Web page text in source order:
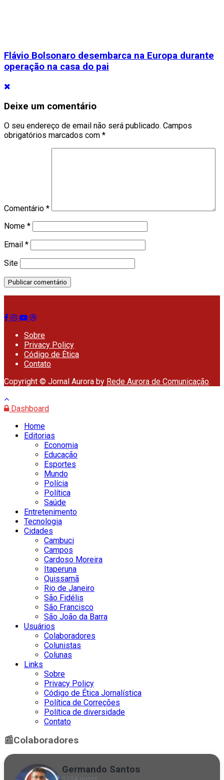
Flávio Bolsonaro desembarca na Europa durante
operação na casa do pai
Deixe um comentário
O seu endereço de email não será publicado. Campos
obrigatórios marcados com *
Comentário *
Nome *
Email *
Site
Sobre
Privacy Policy
Código de Ética
Contato
Copyright © Jornal Aurora by Rede Aurora de Comunicação.
Dashboard
Home
Editorias
Economia
Educação
Esportes
Mundo
Polícia
Política
Saúde
Entretenimento
Tecnologia
Cidades
Cambuci
Campos
Cardoso Moreira
Itaperuna
Quissamã
Rio de Janeiro
São Fidélis
São Francisco
São João da Barra
Usuários
Colaboradores
Colunistas
Colunas
Links
Sobre
Privacy Policy
Código de Ética Jornalística
Política de Correções
Política de diversidade
Contato
📰Colaboradores
Germando Santos